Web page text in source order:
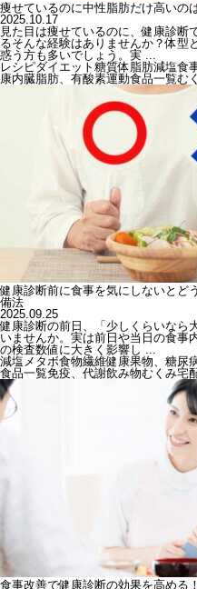
痩せているのに中性脂肪だけ高いの
2025.10.17
見た目は痩せているのに、健康診断
るそんな経験はありませんか？体型
惑う方も多いでしょう。実 ...
レシピダイエット 糖質体脂肪減塩食
康内臓脂肪、有酸素運動食品一覧む
健康診断前に食事を気にしないとど
備法
2025.09.25
健康診断の前日、「少しくらいなら
いませんか。実は前日や当日の食事
の検査数値に大きく影響し ...
減塩 メタボ食物繊維健康果物、糖尿
食品一覧免疫、代謝飲み物むくみ宅
食事改善で健康診断の効果を高める